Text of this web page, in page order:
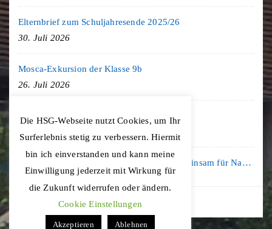
Elternbrief zum Schuljahresende 2025/26
30. Juli 2026
Mosca-Exkursion der Klasse 9b
26. Juli 2026
Freiburg-Exkursion des Geschichte LK
Kooperation mit der KLIMA ARENA: Gemeinsam für Nachhaltigkeit und Klimaschutz
16. Juli 2026
Die HSG-Webseite nutzt Cookies, um Ihr
Surferlebnis stetig zu verbessern. Hiermit
bin ich einverstanden und kann meine
Einwilligung jederzeit mit Wirkung für
die Zukunft widerrufen oder ändern.
Cookie Einstellungen
Akzeptieren Ablehnen